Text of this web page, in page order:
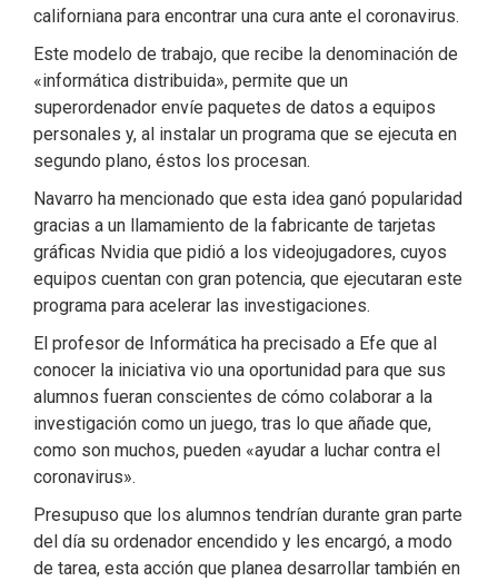
californiana para encontrar una cura ante el coronavirus.
Este modelo de trabajo, que recibe la denominación de
«informática distribuida», permite que un
superordenador envíe paquetes de datos a equipos
personales y, al instalar un programa que se ejecuta en
segundo plano, éstos los procesan.
Navarro ha mencionado que esta idea ganó popularidad
gracias a un llamamiento de la fabricante de tarjetas
gráficas Nvidia que pidió a los videojugadores, cuyos
equipos cuentan con gran potencia, que ejecutaran este
programa para acelerar las investigaciones.
El profesor de Informática ha precisado a Efe que al
conocer la iniciativa vio una oportunidad para que sus
alumnos fueran conscientes de cómo colaborar a la
investigación como un juego, tras lo que añade que,
como son muchos, pueden «ayudar a luchar contra el
coronavirus».
Presupuso que los alumnos tendrían durante gran parte
del día su ordenador encendido y les encargó, a modo
de tarea, esta acción que planea desarrollar también en